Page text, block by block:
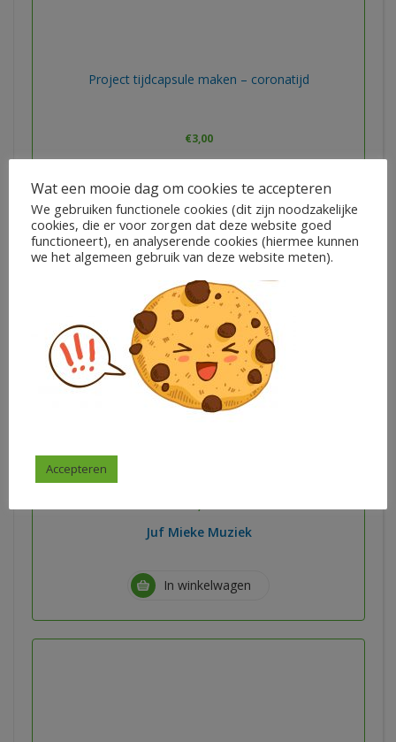
Project tijdcapsule maken – coronatijd
€3,00
Zwaanzinnig Onderwijs
In winkelwagen
Juf Mieke Muziek
In winkelwagen
Wat een mooie dag om cookies te accepteren
We gebruiken functionele cookies (dit zijn noodzakelijke
cookies, die er voor zorgen dat deze website goed
functioneert), en analyserende cookies (hiermee kunnen
we het algemeen gebruik van deze website meten).
Accepteren